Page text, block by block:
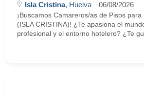
Isla Cristina, Huelva 06/08/2026
¡Buscamos Camareros/as de Pisos para
(ISLA CRISTINA)! ¿Te apasiona el
profesional y el entorno hotelero? ¿Te